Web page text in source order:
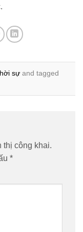
sự and tagged
thị công khai.
*